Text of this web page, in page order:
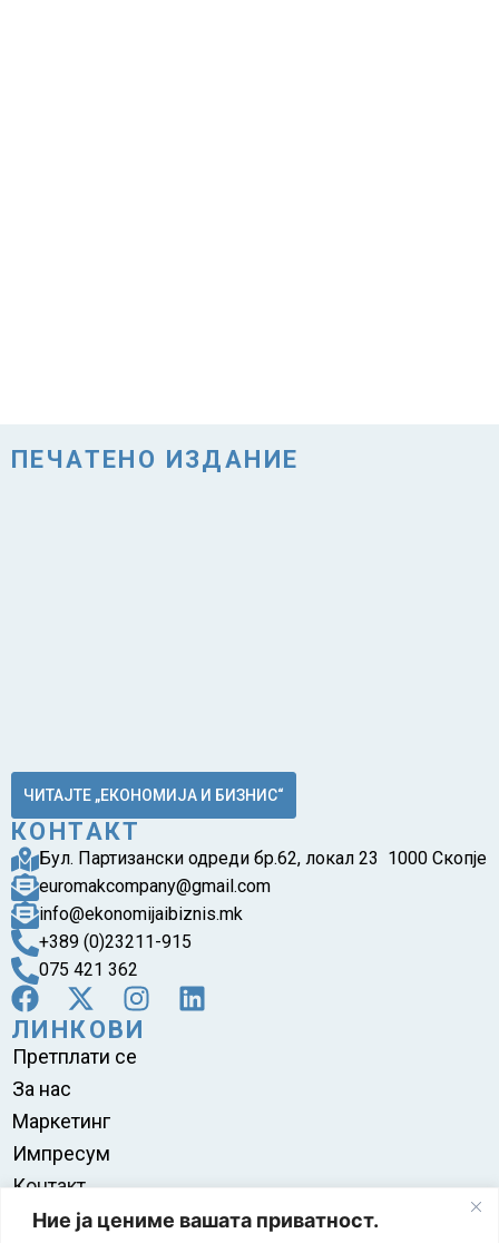
Ние ја цениме вашата приватност.
ПЕЧАТЕНО ИЗДАНИЕ
ЧИТАЈТЕ „ЕКОНОМИЈА И БИЗНИС“
КОНТАКТ
Бул. Партизански одреди бр.62, локал 23 1000 Скопје
euromakcompany@gmail.com
info@ekonomijaibiznis.mk
+389 (0)23211-915
075 421 362
ЛИНКОВИ
Претплати се
За нас
Маркетинг
Импресум
Контакт
Правила на користење